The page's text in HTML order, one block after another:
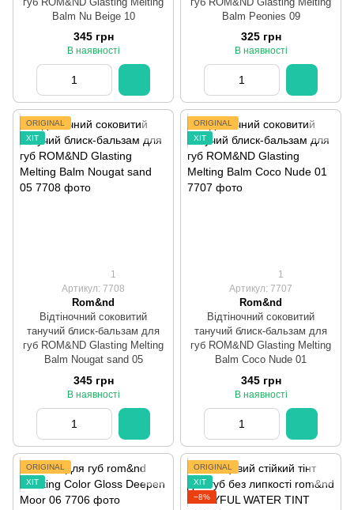
Balm Nu Beige 10
345 грн
В наявності
Balm Peonies 09
325 грн
В наявності
ORIGINAL
ХІТ
1
Артикул: 7708
Rom&nd
Відтіночний соковитий
танучий блиск-бальзам для
губ ROM&ND Glasting Melting
Balm Nougat sand 05
345 грн
В наявності
ORIGINAL
ХІТ
1
Артикул: 7707
Rom&nd
Відтіночний соковитий
танучий блиск-бальзам для
губ ROM&ND Glasting Melting
Balm Coco Nude 01
345 грн
В наявності
ORIGINAL
ХІТ
ORIGINAL
ХІТ
−8%